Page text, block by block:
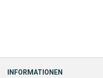
INFORMATIONEN